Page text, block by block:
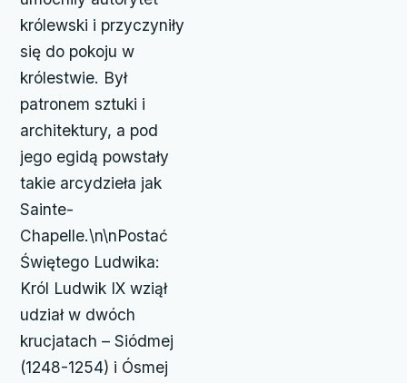
królewski i przyczyniły
się do pokoju w
królestwie. Był
patronem sztuki i
architektury, a pod
jego egidą powstały
takie arcydzieła jak
Sainte-
Chapelle.\n\nPostać
Świętego Ludwika:
Król Ludwik IX wziął
udział w dwóch
krucjatach – Siódmej
(1248-1254) i Ósmej